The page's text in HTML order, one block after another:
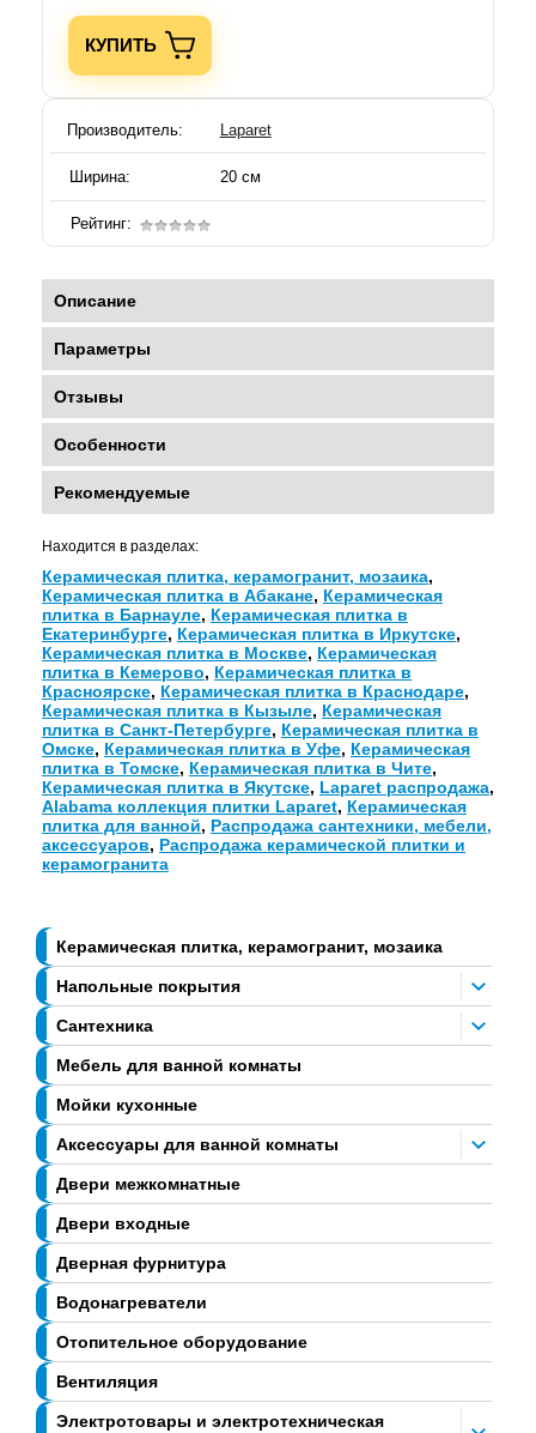
Керамическая плитка, керамогранит, мозаика
Напольные покрытия
Сантехника
Мебель для ванной комнаты
Мойки кухонные
Аксессуары для ванной комнаты
Двери межкомнатные
Двери входные
Дверная фурнитура
Водонагреватели
Отопительное оборудование
Вентиляция
Электротовары и электротехническая
КУПИТЬ
Производитель: Laparet
Ширина: 20 см
Рейтинг:
Описание
Параметры
Отзывы
Особенности
Рекомендуемые
Находится в разделах:
Керамическая плитка, керамогранит, мозаика,
Керамическая плитка в Абакане, Керамическая
плитка в Барнауле, Керамическая плитка в
Екатеринбурге, Керамическая плитка в Иркутске,
Керамическая плитка в Москве, Керамическая
плитка в Кемерово, Керамическая плитка в
Красноярске, Керамическая плитка в Краснодаре,
Керамическая плитка в Кызыле, Керамическая
плитка в Санкт-Петербурге, Керамическая плитка в
Омске, Керамическая плитка в Уфе, Керамическая
плитка в Томске, Керамическая плитка в Чите,
Керамическая плитка в Якутске, Laparet распродажа,
Alabama коллекция плитки Laparet, Керамическая
плитка для ванной, Распродажа сантехники, мебели,
аксессуаров, Распродажа керамической плитки и
керамогранита